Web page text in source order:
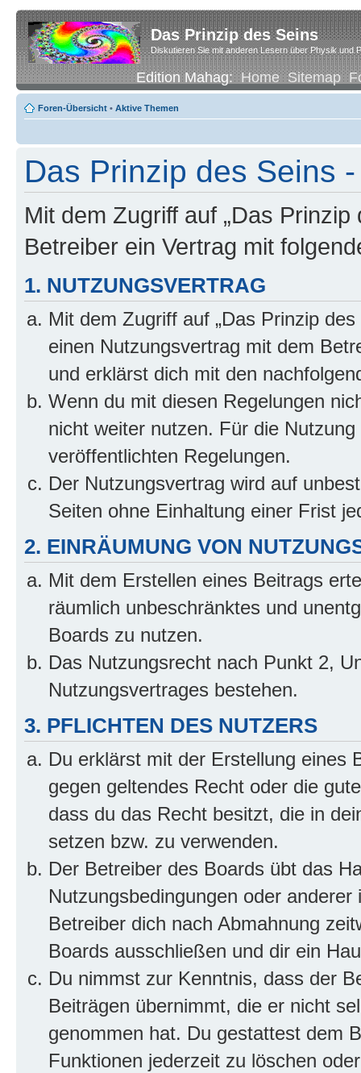
Das Prinzip des Seins
Diskutieren Sie mit anderen Lesern über Physik und
Edition Mahag:Home Sitemap
Foren-Übersicht • Aktive Themen
Das Prinzip des Seins
Mit dem Zugriff auf „Das
Betreiber ein Vertrag mit
1. NUTZUNGSVERTRAG
Mit dem Zugriff auf „Das Prinzip
einen Nutzungsvertrag mit dem
und erklärst dich mit den
Wenn du mit diesen Regelungen
nicht weiter nutzen. Für die
veröffentlichten Regelungen.
Der Nutzungsvertrag wird auf
Seiten ohne Einhaltung einer Frist
2. EINRÄUMUNG VON
Mit dem Erstellen eines Beitrags
räumlich unbeschränktes und
Boards zu nutzen.
Das Nutzungsrecht nach Punkt 2,
Nutzungsvertrages bestehen.
3. PFLICHTEN DES NUTZERS
Du erklärst mit der Erstellung eines
gegen geltendes Recht oder die
dass du das Recht besitzt, die in
setzen bzw. zu verwenden.
Der Betreiber des Boards übt das
Nutzungsbedingungen oder
Betreiber dich nach Abmahnung
Boards ausschließen und dir ein
Du nimmst zur Kenntnis, dass der
Beiträgen übernimmt, die er nicht
genommen hat. Du gestattest dem
Funktionen jederzeit zu löschen